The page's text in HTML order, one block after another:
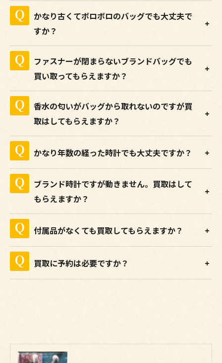
かなり古くてボロボロのバッグでも大丈夫で
すか？
ファスナーが閉まらないブランドバッグでも
買い取ってもらえますか？
香水の匂いがバッグから取れないのですが買
取はしてもらえますか？
かなり年数の経った時計でも大丈夫ですか？
ブランド時計ですが動きません。買取はして
もらえますか？
付属品がなくても買取してもらえますか？
買取に予約は必要ですか？